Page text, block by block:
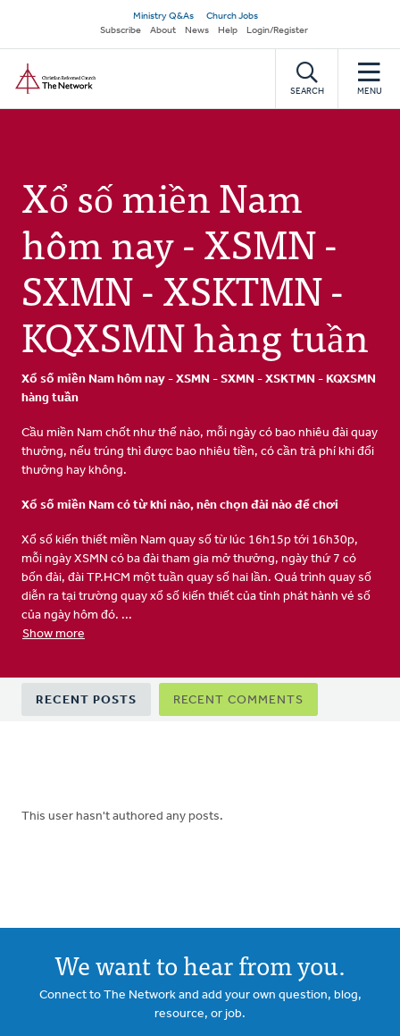
main
content
Secondary
navigation
Ministry Q&As
Church Jobs
Subscribe
About News Help Login/Register
SEARCH MENU
Xổ số miền Nam
hôm nay - XSMN -
SXMN - XSKTMN -
KQXSMN hàng tuần
Xổ số miền Nam hôm nay - XSMN - SXMN - XSKTMN - KQXSMN
hàng tuần
Cầu miền Nam chốt như thế nào, mỗi ngày có bao nhiêu đài quay
thưởng, nếu trúng thì được bao nhiêu tiền, có cần trả phí khi đổi
thưởng hay không.
Xổ số miền Nam có từ khi nào, nên chọn đài nào để chơi
Xổ số kiến thiết miền Nam quay số từ lúc 16h15p tới 16h30p,
mỗi ngày XSMN có ba đài tham gia mở thưởng, ngày thứ 7 có
bốn đài, đài TP.HCM một tuần quay số hai lần. Quá trình quay số
diễn ra tại trường quay xổ số kiến thiết của tỉnh phát hành vé số
của ngày hôm đó. ...
Show more
Primary
tabs
RECENT POSTS RECENT COMMENTS
This user hasn't authored any posts.
We want to hear from you.
Connect to The Network and add your own question, blog,
resource, or job.